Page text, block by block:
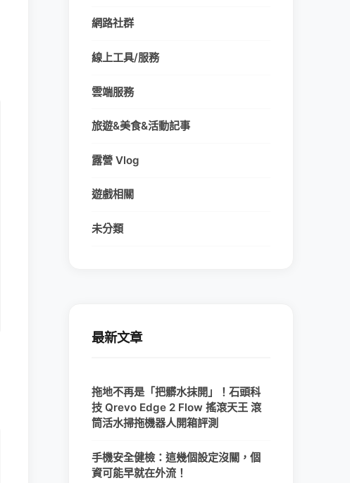
網路社群
線上工具/服務
雲端服務
旅遊&美食&活動記事
露營 Vlog
遊戲相關
未分類
最新文章
拖地不再是「把髒水抹開」！石頭科
技 Qrevo Edge 2 Flow 搖滾天王 滾
筒活水掃拖機器人開箱評測
手機安全健檢：這幾個設定沒關，個
資可能早就在外流！